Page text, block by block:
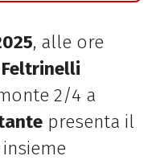
, alle ore
Feltrinelli
2/4 a
presenta il
insieme